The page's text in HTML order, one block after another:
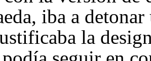
iba a
la